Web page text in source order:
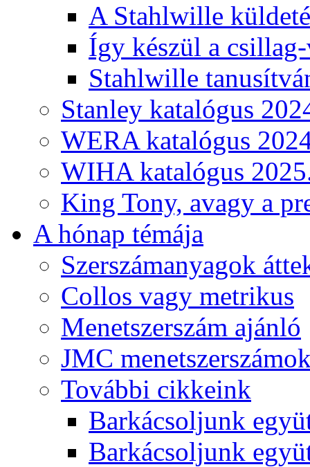
A Stahlwille
Így készül a
Stahlwille
Stanley katalógus
WERA katalógus
WIHA katalógus
King Tony, avagy a
A hónap témája
Szerszámanyagok
Collos vagy metrikus
Menetszerszám ajánló
JMC
További cikkeink
Barkácsoljunk
Barkácsoljunk